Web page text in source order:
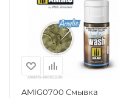
AMIG0700 Смывка